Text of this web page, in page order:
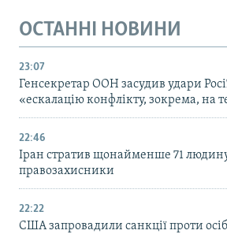
ОСТАННІ НОВИНИ
23:07
Генсекретар ООН засудив удари
«ескалацію конфлікту, зокрема, на
22:46
Іран стратив щонайменше 71
правозахисники
22:22
США запровадили санкції проти